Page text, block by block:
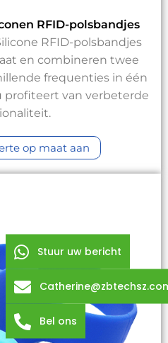
RFID-polsbandjes
RFID-polsbandjes
en combineren twee
frequenties in één
profiteert van verbeterde
op maat aan
Stuur uw bericht
Bel ons